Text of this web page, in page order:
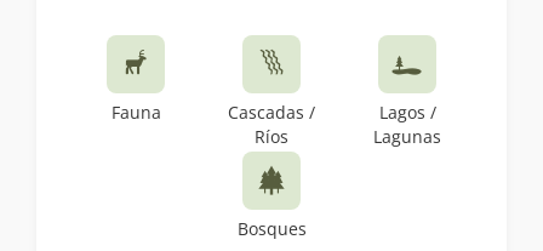
Fauna
Cascadas /
Ríos
Lagos /
Lagunas
Bosques